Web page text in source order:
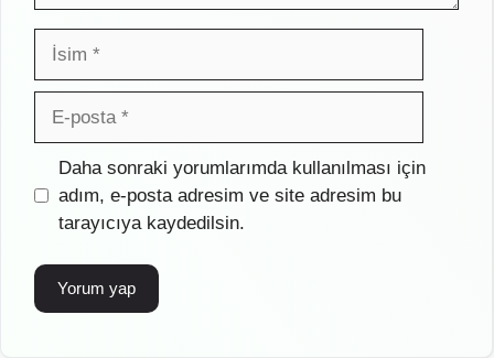
İsim
posta
İnternet
sitesi
Daha sonraki yorumlarımda kullanılması için
adım, e-posta adresim ve site adresim bu
tarayıcıya kaydedilsin.